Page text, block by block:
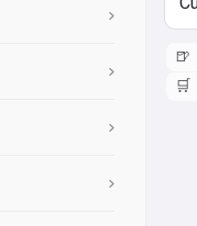
🍺
🛒